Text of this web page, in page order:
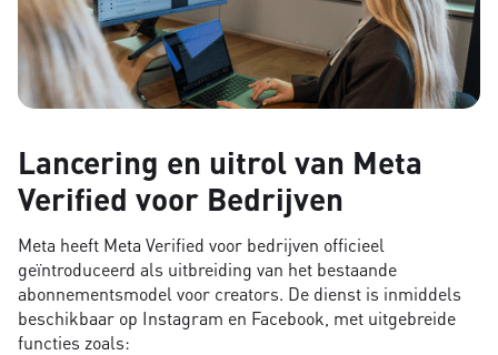
Lancering en uitrol van Meta
Verified voor Bedrijven
Meta heeft Meta Verified voor bedrijven officieel
geïntroduceerd als uitbreiding van het bestaande
abonnementsmodel voor creators. De dienst is inmiddels
beschikbaar op Instagram en Facebook, met uitgebreide
functies zoals: